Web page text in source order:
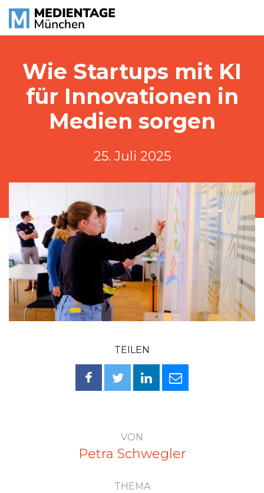
Wie Startups mit KI
für Innovationen in
Medien sorgen
25. Juli 2025
TEILEN
VON
Petra Schwegler
THEMA